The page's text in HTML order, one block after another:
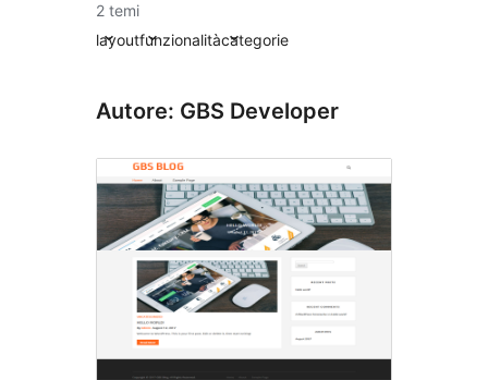
2 temi
layoutfunzionalitàcategorie
Autore: GBS Developer